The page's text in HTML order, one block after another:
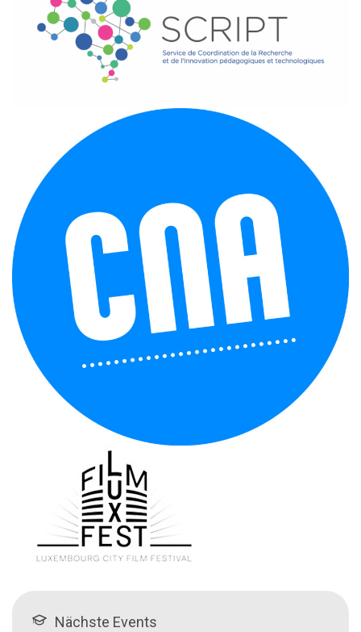
Nächste Events